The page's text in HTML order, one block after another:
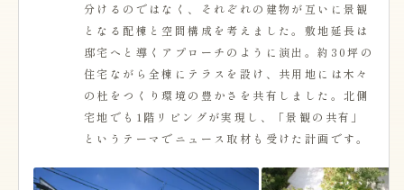
分けるのではなく、それぞれの建物が互いに景観
となる配棟と空間構成を考えました。敷地延長は
邸宅へと導くアプローチのように演出。約30坪の
住宅ながら全棟にテラスを設け、共用地には木々
の杜をつくり環境の豊かさを共有しました。北側
宅地でも1階リビングが実現し、「景観の共有」
というテーマでニュース取材も受けた計画です。